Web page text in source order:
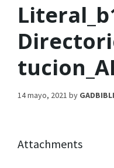
14 mayo, 2021 by
Attachments